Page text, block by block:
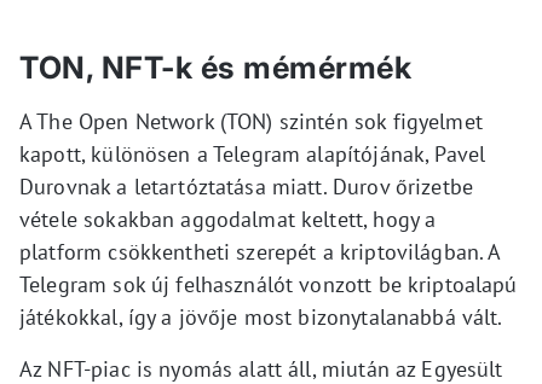
TON, NFT-k és mémérmék
A The Open Network (TON) szintén sok figyelmet
kapott, különösen a Telegram alapítójának, Pavel
Durovnak a letartóztatása miatt. Durov őrizetbe
vétele sokakban aggodalmat keltett, hogy a
platform csökkentheti szerepét a kriptovilágban. A
Telegram sok új felhasználót vonzott be kriptoalapú
játékokkal, így a jövője most bizonytalanabbá vált.
Az NFT-piac is nyomás alatt áll, miután az Egyesült